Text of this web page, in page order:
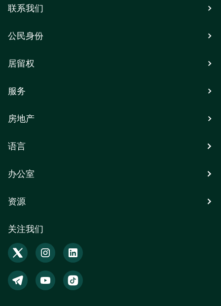
联系我们
公民身份
居留权
服务
房地产
语言
关注我们
办公室
资源